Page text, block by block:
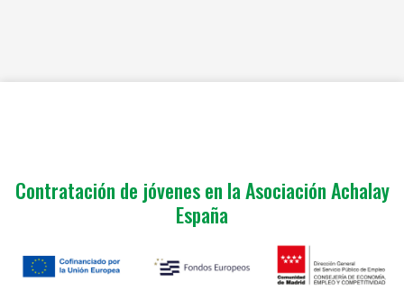
Contratación de jóvenes en la Asociación Achalay
España